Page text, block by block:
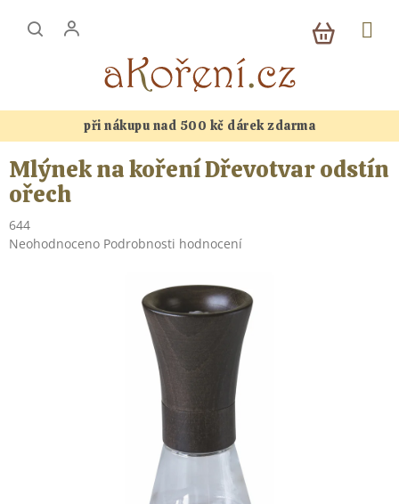
KOŠÍK
při nákupu nad 500 kč dárek zdarma
Mlýnek na koření Dřevotvar odstín
ořech
644
Průměrné
Neohodnoceno Podrobnosti hodnocení